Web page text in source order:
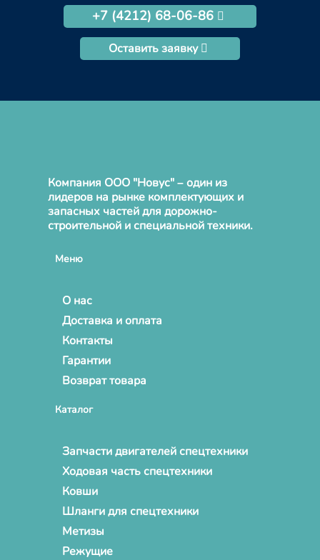
+7 (4212) 68-06-86
Оставить заявку
Компания ООО "Новус" – один из
лидеров на рынке комплектующих и
запасных частей для дорожно-
строительной и специальной техники.
Меню
О нас
Доставка и оплата
Контакты
Гарантии
Возврат товара
Каталог
Запчасти двигателей спецтехники
Ходовая часть спецтехники
Ковши
Шланги для спецтехники
Метизы
Режущие